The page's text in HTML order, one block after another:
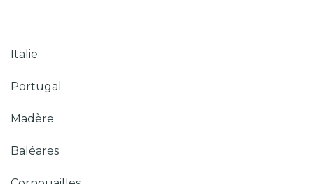
Italie
Portugal
Madère
Baléares